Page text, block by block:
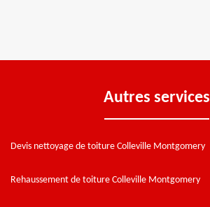
Autres services
Devis nettoyage de toiture Colleville Montgomery
Rehaussement de toiture Colleville Montgomery